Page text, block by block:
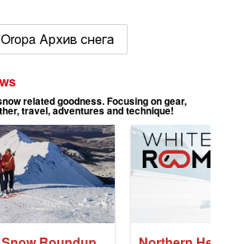
Oropa Архив снега